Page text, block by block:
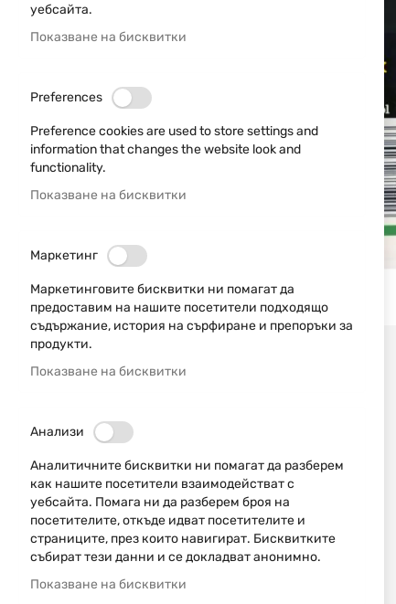
Преминете
към
началото
на
галерия
със
уебсайта.
Показване на бисквитки
Preferences
Preference cookies are used to store settings and
information that changes the website look and
functionality.
Показване на бисквитки
Маркетинг
Маркетинговите бисквитки ни помагат да
предоставим на нашите посетители подходящо
съдържание, история на сърфиране и препоръки за
продукти.
Показване на бисквитки
Анализи
Аналитичните бисквитки ни помагат да разберем
как нашите посетители взаимодействат с
уебсайта. Помага ни да разберем броя на
посетителите, откъде идват посетителите и
страниците, през които навигират. Бисквитките
събират тези данни и се докладват анонимно.
Показване на бисквитки